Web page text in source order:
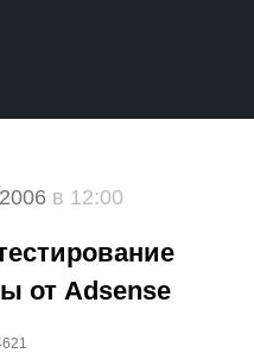
в 12:00
от Adsense